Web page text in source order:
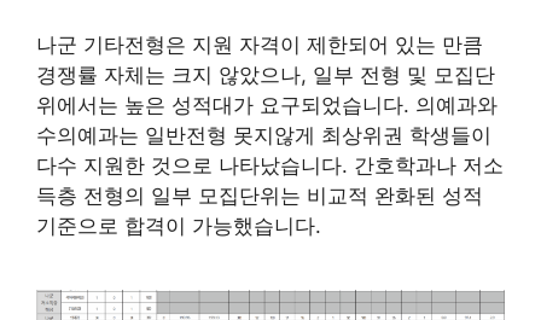
나군 기타전형은 지원 자격이 제한되어 있는 만큼
경쟁률 자체는 크지 않았으나, 일부 전형 및 모집단
위에서는 높은 성적대가 요구되었습니다. 의예과와
수의예과는 일반전형 못지않게 최상위권 학생들이
다수 지원한 것으로 나타났습니다. 간호학과나 저소
득층 전형의 일부 모집단위는 비교적 완화된 성적
기준으로 합격이 가능했습니다.